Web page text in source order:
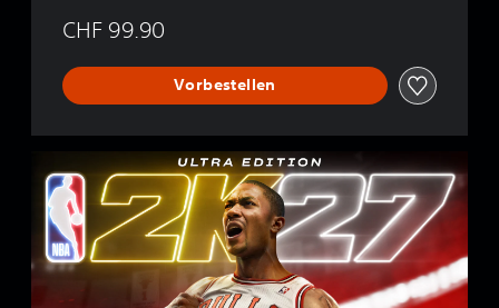
CHF 99.90
Vorbestellen
E